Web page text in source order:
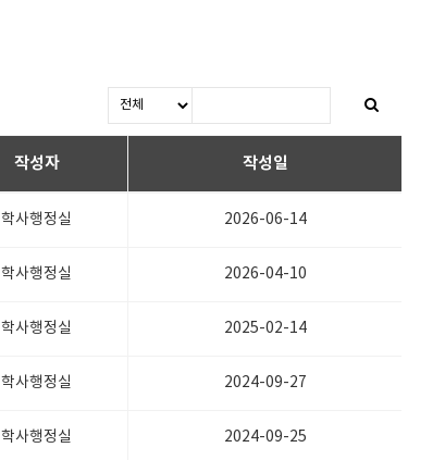
작성자 작성일
학사행정실 2026-06-14
학사행정실 2026-04-10
학사행정실 2025-02-14
학사행정실 2024-09-27
학사행정실 2024-09-25